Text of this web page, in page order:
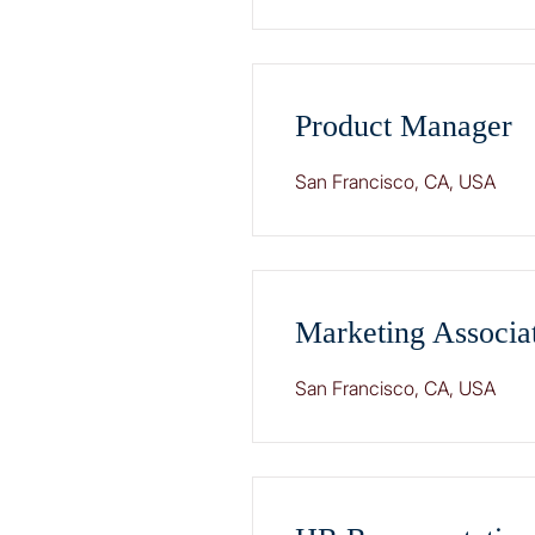
Product Manager
San Francisco, CA, USA
Marketing
San Francisco, CA, USA